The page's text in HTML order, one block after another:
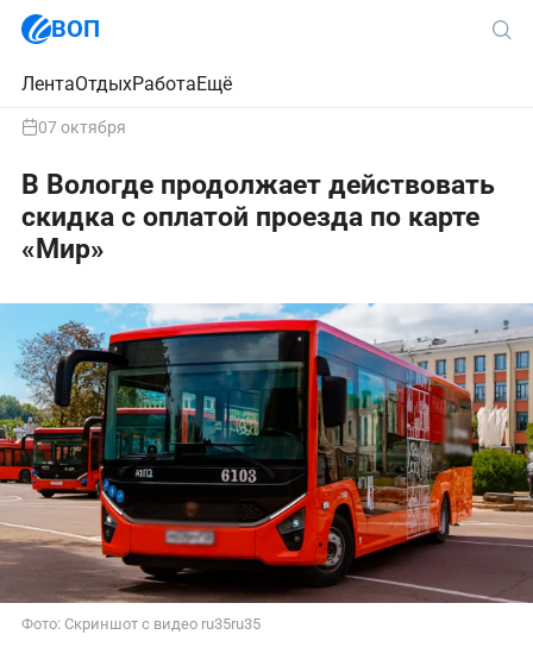
ВОП
ЛентаОтдыхРаботаЕщё
07 октября
В Вологде продолжает действовать
скидка с оплатой проезда по карте
«Мир»
Фото: Скриншот с видео ru35ru35